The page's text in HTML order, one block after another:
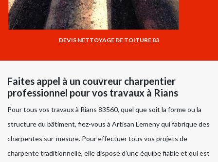
DEVIS NETTOYAGE DE TOITURE 83
Faites appel à un couvreur charpentier
professionnel pour vos travaux à Rians
Pour tous vos travaux à Rians 83560, quel que soit la forme ou la
structure du bâtiment, fiez-vous à Artisan Lemeny qui fabrique des
charpentes sur-mesure. Pour effectuer tous vos projets de
charpente traditionnelle, elle dispose d’une équipe fiable et qui est